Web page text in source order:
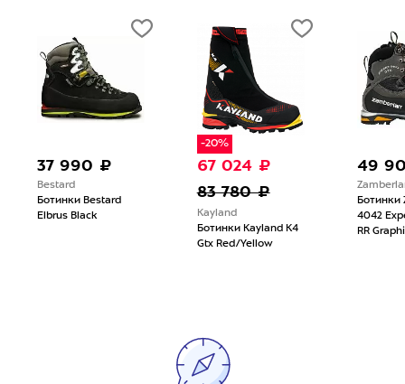
37 990 ₽
Bestard
Ботинки Bestard
Elbrus Black
-20%
67 024 ₽
83 780 ₽
Kayland
Ботинки Kayland K4
Gtx Red/Yellow
49
Ботинки
4042
RR